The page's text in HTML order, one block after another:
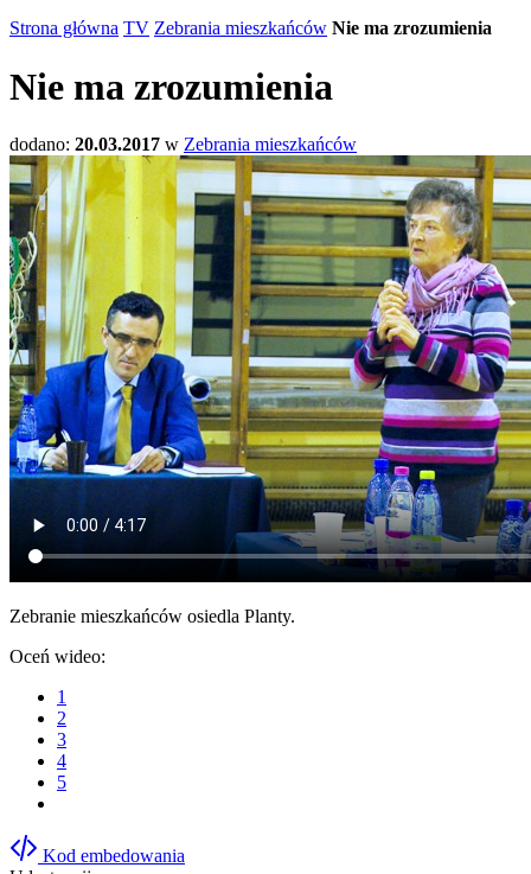
Strona główna TV Zebrania mieszkańców Nie ma zrozumienia
Nie ma zrozumienia
dodano: 20.03.2017 w Zebrania mieszkańców
Zebranie mieszkańców osiedla Planty.
Oceń wideo:
1
2
3
4
5
Kod embedowania